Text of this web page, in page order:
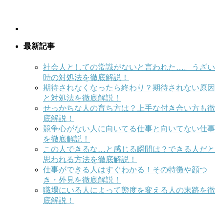
最新記事
社会人としての常識がないと言われた…。うざい
時の対処法を徹底解説！
期待されなくなったら終わり？期待されない原因
と対処法を徹底解説！
せっかちな人の育ち方は？上手な付き合い方も徹
底解説！
競争心がない人に向いてる仕事と向いてない仕事
を徹底解説！
この人できるな…と感じる瞬間は？できる人だと
思われる方法を徹底解説！
仕事ができる人はすぐわかる！その特徴や顔つ
き・外見を徹底解説！
職場にいる人によって態度を変える人の末路を徹
底解説！